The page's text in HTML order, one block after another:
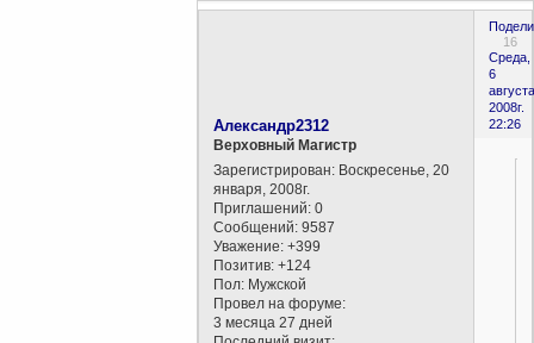
16
Среда,
6
2008г.
22:26
Александр2312
Верховный Магистр
Зарегистрирован: Воскресенье, 20
января, 2008г.
Приглашений: 0
Сообщений: 9587
Уважение: +399
Позитив: +124
Пол: Мужской
Провел на форуме:
3 месяца 27 дней